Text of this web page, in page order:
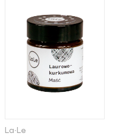
La∙Le